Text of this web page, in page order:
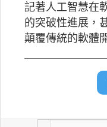
記著人工智慧在
的突破性進展，
顛覆傳統的軟體